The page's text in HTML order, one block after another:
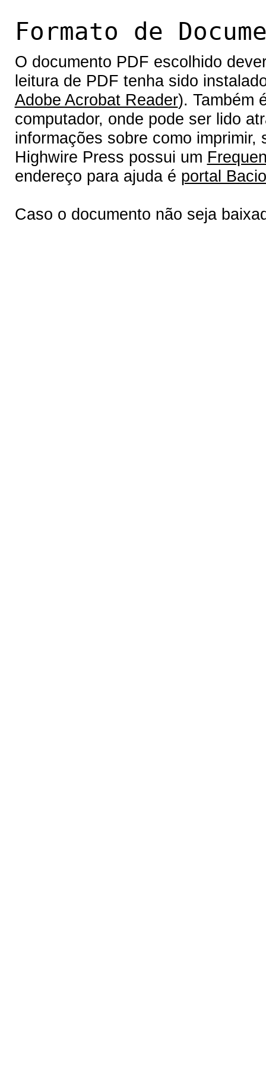
Formato de
O documento PDF escolhido
leitura de PDF tenha sido
Adobe Acrobat Reader). Também
computador, onde pode ser lido
informações sobre como
Highwire Press possui um
endereço para ajuda é portal
Caso o documento não seja